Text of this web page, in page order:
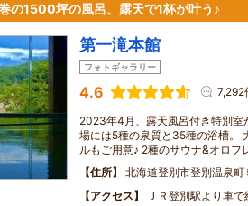
の1500坪の風呂、露天で1杯が叶う♪
第一滝本館
フォトギャラリー
4.6 7,292
2023年4月、露天風呂付き特別
場には5種の泉質と35種の浴槽。
ルもご用意♪ 2種のサウナ&オロ
住所
北海道登別市登別温泉町
アクセス
ＪＲ登別駅より車